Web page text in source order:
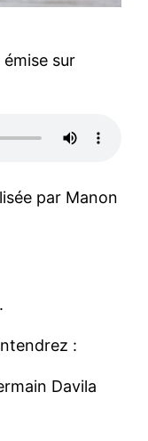
sur
par Manon
:
Davila